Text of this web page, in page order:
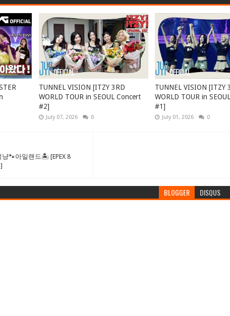
TUNNEL VISION [ITZY 3RD
WORLD TOUR in SEOUL Concert
#2]
July 07, 2026 0
TUNNEL VISION [ITZY
WORLD TOUR in
#1]
July 01, 2026 0
냥🐾아일랜드🏝 [EPEX 8
BLOGGER DISQUS